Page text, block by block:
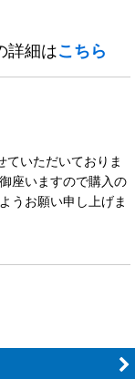
詳細はこちら
いただいておりま
座いますので購入の
うお願い申し上げま